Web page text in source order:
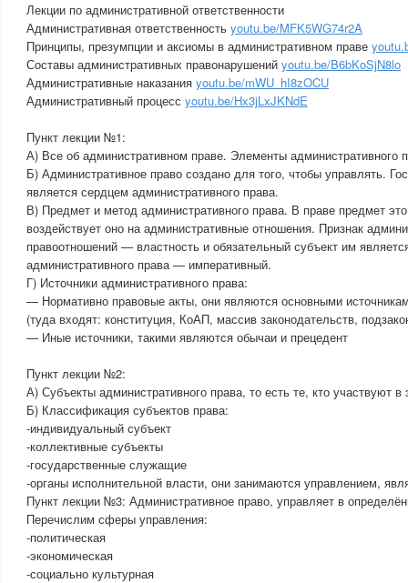
Лекции по административной ответственности
Административная ответственность youtu.be/MFK5WG74r2A
Принципы, презумпции и аксиомы в административном праве
Составы административных правонарушений youtu.be/B6bKoSjN8lo
Административные наказания youtu.be/mWU_hI8zOCU
Административный процесс youtu.be/Hx3jLxJKNdE
Пункт лекции №1:
А) Все об административном праве. Элементы административного
Б) Административное право создано для того, чтобы управлять.
является сердцем административного права.
В) Предмет и метод административного права. В праве предмет
воздействует оно на административные отношения. Признак
правоотношений — властность и обязательный субъект им
административного права — императивный.
Г) Источники административного права:
— Нормативно правовые акты, они являются основными
(туда входят: конституция, КоАП, массив законодательств,
— Иные источники, такими являются обычаи и прецедент
Пункт лекции №2:
А) Субъекты административного права, то есть те, кто участвуют в
Б) Классификация субъектов права:
-индивидуальный субъект
-коллективные субъекты
-государственные служащие
-органы исполнительной власти, они занимаются управлением,
Пункт лекции №3: Административное право, управляет в
Перечислим сферы управления:
-политическая
-экономическая
-социально культурная